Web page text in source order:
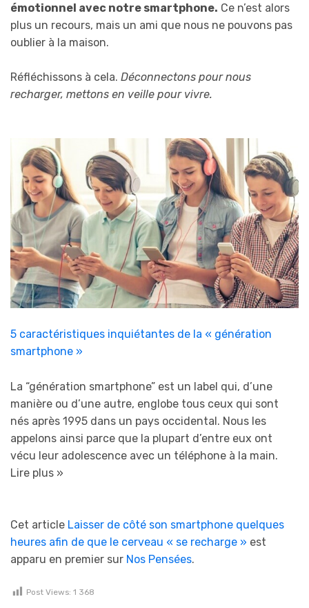
émotionnel avec notre smartphone. Ce n’est alors
plus un recours, mais un ami que nous ne pouvons pas
oublier à la maison.
Réfléchissons à cela. Déconnectons pour nous
recharger, mettons en veille pour vivre.
5 caractéristiques inquiétantes de la « génération
smartphone »
La “génération smartphone” est un label qui, d’une
manière ou d’une autre, englobe tous ceux qui sont
nés après 1995 dans un pays occidental. Nous les
appelons ainsi parce que la plupart d’entre eux ont
vécu leur adolescence avec un téléphone à la main.
Lire plus »
Cet article Laisser de côté son smartphone quelques
heures afin de que le cerveau « se recharge » est
apparu en premier sur Nos Pensées.
Post Views: 1 368